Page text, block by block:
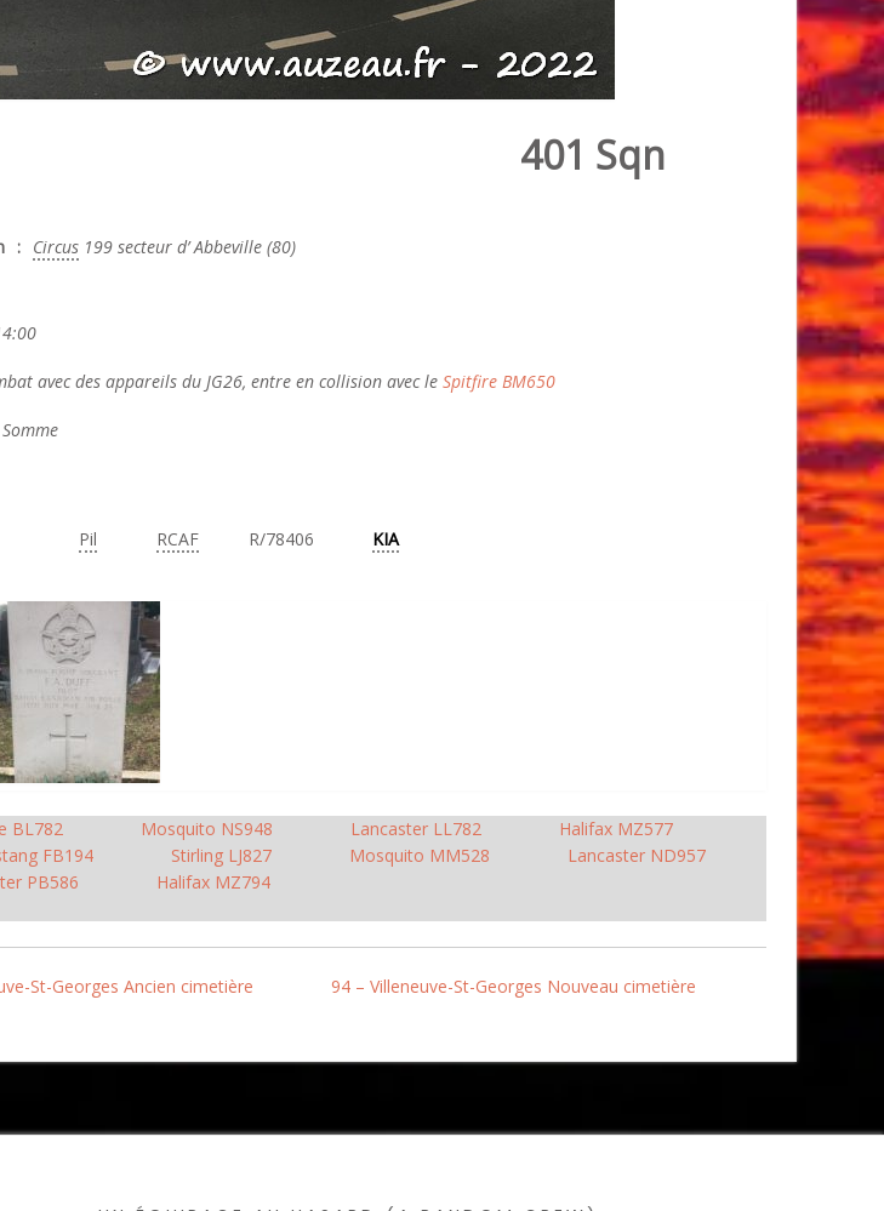
401 Sqn
: Circus 199 secteur d’ Abbeville (80)
avec des appareils du JG26, entre en collision avec le Spitfire BM650
Pil RCAF R/78406 KIA
BL782 Mosquito NS948 Lancaster LL782
Halifax MZ577
FB194 Stirling LJ827 Mosquito MM528
Lancaster ND957
PB586
Halifax MZ794
St-Georges Ancien cimetière 94 – Villeneuve-St-Georges Nouveau cimetière